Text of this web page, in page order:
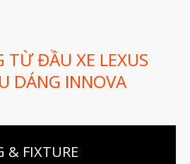
Automotive
Aerospace
Marine
Medical
TỪ ĐẦU XE LEXUS
DÁNG INNOVA
& FIXTURE